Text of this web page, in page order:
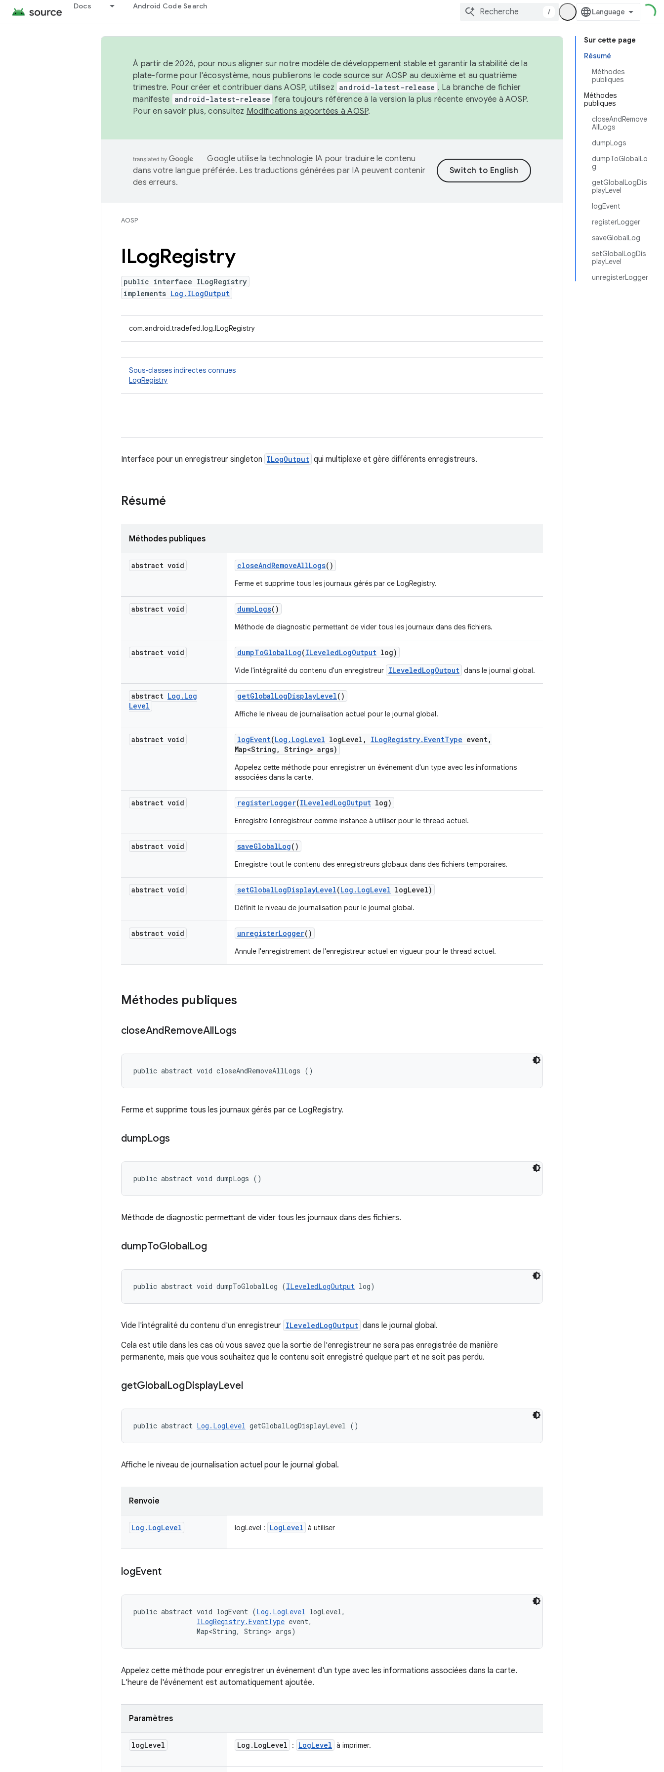
Docs Android Code Search
/
Sur cette page
Résumé
Méthodes
publiques
Méthodes
publiques
closeAndRemove
AllLogs
dumpLogs
dumpToGlobalLo
g
getGlobalLogDis
playLevel
logEvent
registerLogger
saveGlobalLog
setGlobalLogDis
playLevel
unregisterLogger
À partir de 2026, pour nous aligner sur notre modèle de développement stable et garantir la stabilité de la
plate-forme pour l'écosystème, nous publierons le code source sur AOSP au deuxième et au quatrième
trimestre. Pour créer et contribuer dans AOSP, utilisez android-latest-release . La branche de fichier
manifeste android-latest-release fera toujours référence à la version la plus récente envoyée à AOSP.
Pour en savoir plus, consultez Modifications apportées à AOSP.
Google utilise la technologie IA pour traduire le contenu
dans votre langue préférée. Les traductions générées par IA peuvent contenir
des erreurs.
AOSP
ILogRegistry
public interface ILogRegistry
implements Log.ILogOutput
com.android.tradefed.log.ILogRegistry
Sous-classes indirectes connues
LogRegistry
Interface pour un enregistreur singleton ILogOutput qui multiplexe et gère différents enregistreurs.
Résumé
Méthodes publiques
abstract void closeAndRemoveAllLogs()
Ferme et supprime tous les journaux gérés par ce LogRegistry.
abstract void dumpLogs()
Méthode de diagnostic permettant de vider tous les journaux dans des fichiers.
abstract void dumpToGlobalLog(ILeveledLogOutput log)
Vide l'intégralité du contenu d'un enregistreur ILeveledLogOutput dans le journal global.
abstract Log . Log
Level
getGlobalLogDisplayLevel()
Affiche le niveau de journalisation actuel pour le journal global.
abstract void logEvent(Log . LogLevel logLevel , ILogRegistry. EventType event,
Map<String , String> args)
Appelez cette méthode pour enregistrer un événement d'un type avec les informations
associées dans la carte.
abstract void registerLogger(ILeveledLogOutput log)
Enregistre l'enregistreur comme instance à utiliser pour le thread actuel.
abstract void saveGlobalLog()
Enregistre tout le contenu des enregistreurs globaux dans des fichiers temporaires.
abstract void setGlobalLogDisplayLevel(Log . LogLevel logLevel)
Définit le niveau de journalisation pour le journal global.
abstract void unregisterLogger()
Annule l'enregistrement de l'enregistreur actuel en vigueur pour le thread actuel.
Méthodes publiques
closeAndRemoveAllLogs
public abstract void closeAndRemoveAllLogs ()
Ferme et supprime tous les journaux gérés par ce LogRegistry.
dumpLogs
public abstract void dumpLogs ()
Méthode de diagnostic permettant de vider tous les journaux dans des fichiers.
dumpToGlobalLog
public abstract void dumpToGlobalLog (ILeveledLogOutput log)
Vide l'intégralité du contenu d'un enregistreur ILeveledLogOutput dans le journal global.
Cela est utile dans les cas où vous savez que la sortie de l'enregistreur ne sera pas enregistrée de manière
permanente, mais que vous souhaitez que le contenu soit enregistré quelque part et ne soit pas perdu.
getGlobalLogDisplayLevel
public abstract Log.LogLevel getGlobalLogDisplayLevel ()
Affiche le niveau de journalisation actuel pour le journal global.
Renvoie
Log . LogLevel logLevel : LogLevel à utiliser
logEvent
public abstract void logEvent (Log.LogLevel logLevel,
ILogRegistry.EventType event,
                Map<String, String> args)
Appelez cette méthode pour enregistrer un événement d'un type avec les informations associées dans la carte.
L'heure de l'événement est automatiquement ajoutée.
Paramètres
logLevel Log . LogLevel : LogLevel à imprimer.